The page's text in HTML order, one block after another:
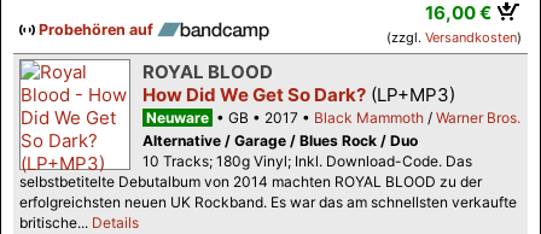
Probehören auf
16,00 €
(zzgl. Versandkosten)
ROYAL BLOOD
How Did We Get So Dark? (LP+MP3)
Neuware GB 2017 Black Mammoth / Warner Bros.
Alternative / Garage / Blues Rock / Duo
10 Tracks; 180g Vinyl; Inkl. Download-Code. Das
selbstbetitelte Debutalbum von 2014 machten ROYAL BLOOD zu der
erfolgreichsten neuen UK Rockband. Es war das am schnellsten verkaufte
britische... Details